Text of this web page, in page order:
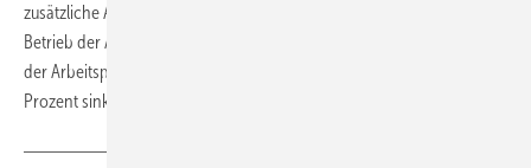
zusätzliche Arbeitsplätze entstehen – sowohl beim Bau als auch beim
Betrieb der Anlagen. Dies entspricht etwa einer Verdopplung der Zahl
der Arbeitsplätze im Vergleich zu 2023. Würde das Ausbauziel um 25
Prozent sinken, blieben 65.000 dieser neuen Jobs aus.